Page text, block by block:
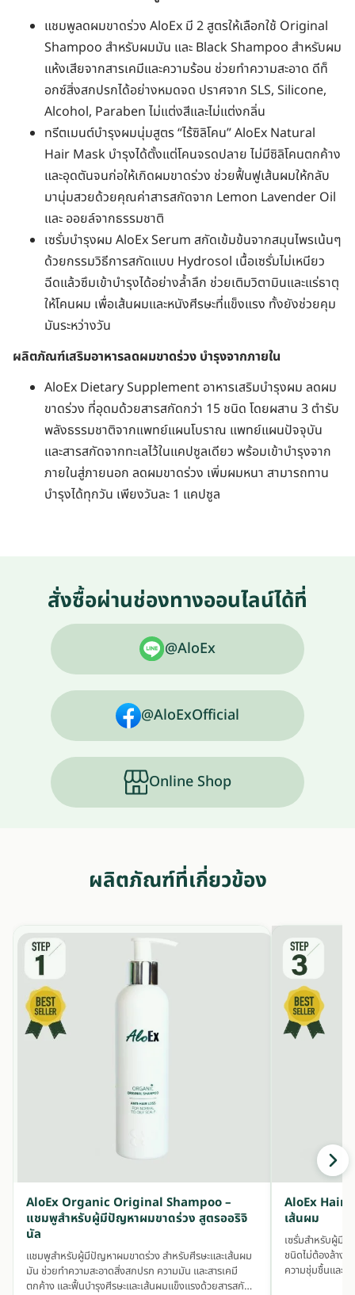
แชมพูลดผมขาดร่วง AloEx มี 2 สูตรให้เลือกใช้ Original
Shampoo สำหรับผมมัน และ Black Shampoo สำหรับผม
แห้งเสียจากสารเคมีและความร้อน ช่วยทำความสะอาด ดีท็
อกซ์สิ่งสกปรกได้อย่างหมดจด ปราศจาก SLS, Silicone,
Alcohol, Paraben ไม่แต่งสีและไม่แต่งกลิ่น
ทรีตเมนต์บำรุงผมนุ่มสูตร “ไร้ซิลิโคน” AloEx Natural
Hair Mask บำรุงได้ตั้งแต่โคนจรดปลาย ไม่มีซิลิโคนตกค้าง
และอุดตันจนก่อให้เกิดผมขาดร่วง ช่วยฟื้นฟูเส้นผมให้กลับ
มานุ่มสวยด้วยคุณค่าสารสกัดจาก Lemon Lavender Oil
และ ออยล์จากธรรมชาติ
เซรั่มบำรุงผม AloEx Serum สกัดเข้มข้นจากสมุนไพรเน้นๆ
ด้วยกรรมวิธีการสกัดแบบ Hydrosol เนื้อเซรั่มไม่เหนียว
ฉีดแล้วซึมเข้าบำรุงได้อย่างล้ำลึก ช่วยเติมวิตามินและแร่ธาตุ
ให้โคนผม เพื่อเส้นผมและหนังศีรษะที่แข็งแรง ทั้งยังช่วยคุม
มันระหว่างวัน
ผลิตภัณฑ์เสริมอาหารลดผมขาดร่วง บำรุงจากภายใน
AloEx Dietary Supplement อาหารเสริมบำรุงผม ลดผม
ขาดร่วง ที่อุดมด้วยสารสกัดกว่า 15 ชนิด โดยผสาน 3 ตำรับ
พลังธรรมชาติจากแพทย์แผนโบราณ แพทย์แผนปัจจุบัน
และสารสกัดจากทะเลไว้ในแคปซูลเดียว พร้อมเข้าบำรุงจาก
ภายในสู่ภายนอก ลดผมขาดร่วง เพิ่มผมหนา สามารถทาน
บำรุงได้ทุกวัน เพียงวันละ 1 แคปซูล
สั่งซื้อผ่านช่องทางออนไลน์ได้ที่
@AloEx
@AloExOfficial
Online Shop
ผลิตภัณฑ์ที่เกี่ยวข้อง
AloEx Organic Original Shampoo –
แชมพูสำหรับผู้มีปัญหาผมขาดร่วง สูตรออริจิ
นัล
แชมพูสำหรับผู้มีปัญหาผมขาดร่วง สำหรับศีรษะและเส้นผม
มัน ช่วยทำความสะอาดสิ่งสกปรก ความมัน และสารเคมี
ตกค้าง และฟื้นบำรุงศีรษะและเส้นผมแข็งแรงด้วยสารสกัด
AloEx Hair
เส้นผม
เซรั่มสำหรับผู้มี
ชนิดไม่ต้องล้างอ
ความชุ่มชื้นและส